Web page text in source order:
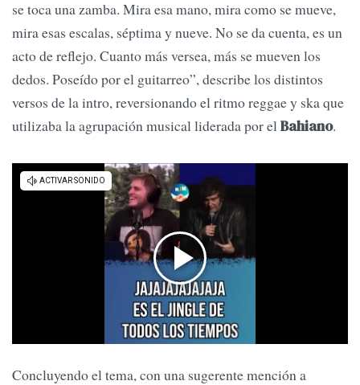
se toca una zamba. Mira esa mano, mira como se mueve,
mira esas escalas, séptima y nueve. No se da cuenta, es un
acto de reflejo. Cuanto más versea, más se mueven los
dedos. Poseído por el guitarreo”, describe los distintos
versos de la intro, reversionando el ritmo reggae y ska que
utilizaba la agrupación musical liderada por elBahiano.
Concluyendo el tema, con una sugerente mención a